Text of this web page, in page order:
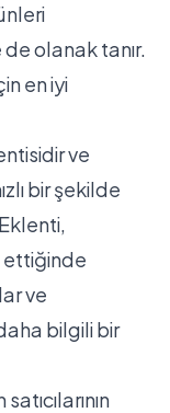
olanak tanır.
en iyi
ve
bir şekilde
ettiğinde
ve
bilgili bir